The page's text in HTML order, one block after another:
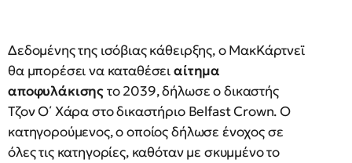
Δεδομένης της ισόβιας κάθειρξης, ο ΜακΚάρτνεϊ
θα μπορέσει να καταθέσειαίτημα
αποφυλάκισηςτο 2039, δήλωσε ο δικαστής
Τζον Ο΄ Χάρα στο δικαστήριο Belfast Crown. Ο
κατηγορούμενος, ο οποίος δήλωσε ένοχος σε
όλες τις κατηγορίες, καθόταν με σκυμμένο το